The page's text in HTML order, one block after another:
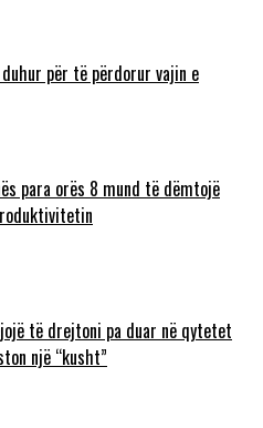
për të përdorur vajin e
para orës 8 mund të dëmtojë
të drejtoni pa duar në qytetet
një “kusht”